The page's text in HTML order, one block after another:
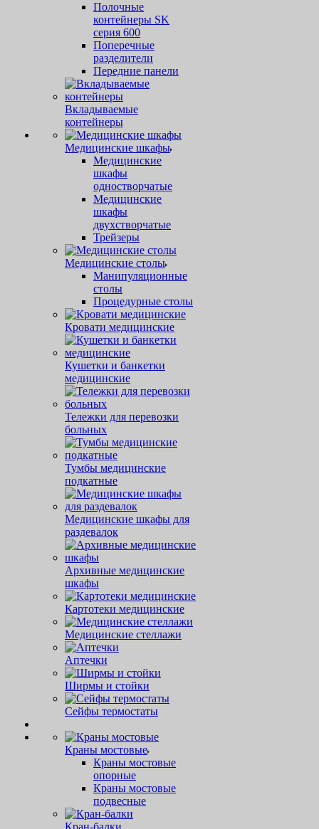
Полочные
контейнеры SK
серия 600
Поперечные
разделители
Передние панели
Вкладываемые
контейнеры
Медицинские шкафы
Медицинские
шкафы
одностворчатые
Медицинские
шкафы
двухстворчатые
Трейзеры
Медицинские столы
Манипуляционные
столы
Процедурные столы
Кровати медицинские
Кушетки и банкетки
медицинские
Тележки для перевозки
больных
Тумбы медицинские
подкатные
Медицинские шкафы для
раздевалок
Архивные медицинские
шкафы
Картотеки медицинские
Медицинские стеллажи
Аптечки
Ширмы и стойки
Сейфы термостаты
Краны мостовые
Краны мостовые
опорные
Краны мостовые
подвесные
Кран-балки